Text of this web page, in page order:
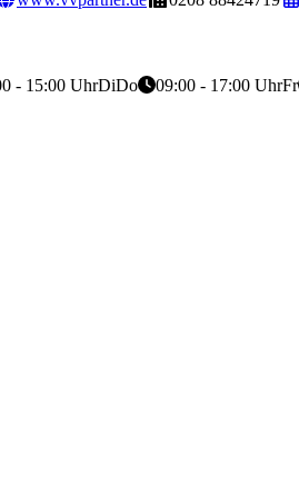
- 15:00 UhrDiDo 09:00 - 17:00 UhrFr